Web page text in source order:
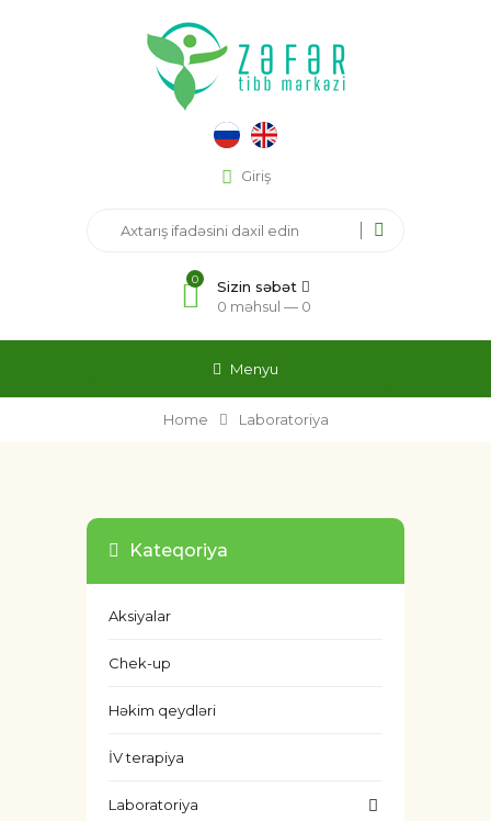
Giriş
0
Sizin səbət
0 məhsul — 0
Menyu
Home Laboratoriya
Kateqoriya
Aksiyalar
Chek-up
Həkim qeydləri
İV terapiya
Laboratoriya